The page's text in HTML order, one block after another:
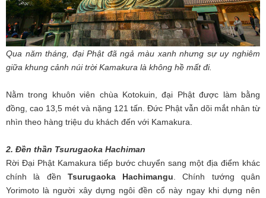
Qua năm tháng, đại Phật đã ngả màu xanh nhưng sự uy nghiêm
giữa khung cảnh núi trời Kamakura là không hề mất đi.
Nằm trong khuôn viên chùa Kotokuin, đại Phật được làm bằng
đồng, cao 13,5 mét và nặng 121 tấn. Đức Phật vẫn dõi mắt nhân từ
nhìn theo hàng triệu du khách đến với Kamakura.
2. Đền thần Tsurugaoka Hachiman
Rời Đại Phật Kamakura tiếp bước chuyển sang một địa điểm khác
chính là đền Tsurugaoka Hachimangu . Chính tướng quân
Yorimoto là người xây dựng ngôi đền cổ này ngay khi dựng nên